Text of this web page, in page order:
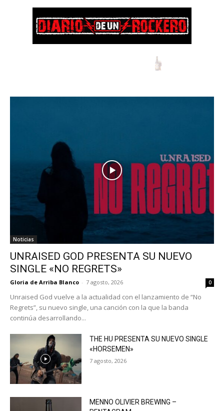
Noticias
UNRAISED GOD PRESENTA SU NUEVO
SINGLE «NO REGRETS»
Gloria de Arriba Blanco - 7 agosto, 2026 0
Unraised God vuelve a la actualidad con el lanzamiento de “No
Regrets”, su nuevo single, una canción con la que la banda
continúa desarrollando...
THE HU PRESENTA SU NUEVO SINGLE
«HORSEMEN»
7 agosto, 2026
MENNO OLIVIER BREWING –